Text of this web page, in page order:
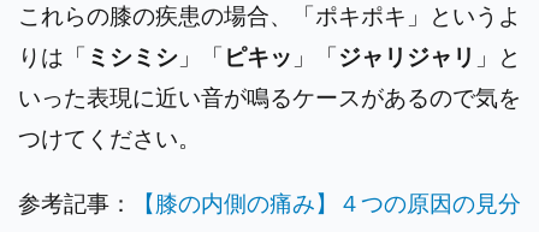
これらの膝の疾患の場合、「ポキポキ」というよ
りは「 ミシミシ 」「 ピキッ 」「ジャリジャリ 」と
いった表現に近い音が鳴るケースがあるので気を
つけてください。
参考記事：
【膝の内側の痛み】４つの原因の見分